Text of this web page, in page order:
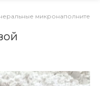
микронаполнители